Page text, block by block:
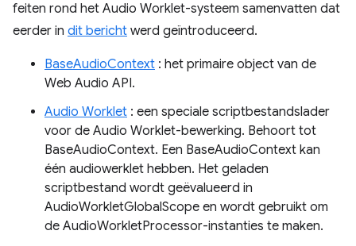
feiten rond het Audio Worklet-systeem samenvatten dat
eerder in dit bericht werd geïntroduceerd.
BaseAudioContext : het primaire object van de
Web Audio API.
Audio Worklet : een speciale scriptbestandslader
voor de Audio Worklet-bewerking. Behoort tot
BaseAudioContext. Een BaseAudioContext kan
één audiowerklet hebben. Het geladen
scriptbestand wordt geëvalueerd in
AudioWorkletGlobalScope en wordt gebruikt om
de AudioWorkletProcessor-instanties te maken.